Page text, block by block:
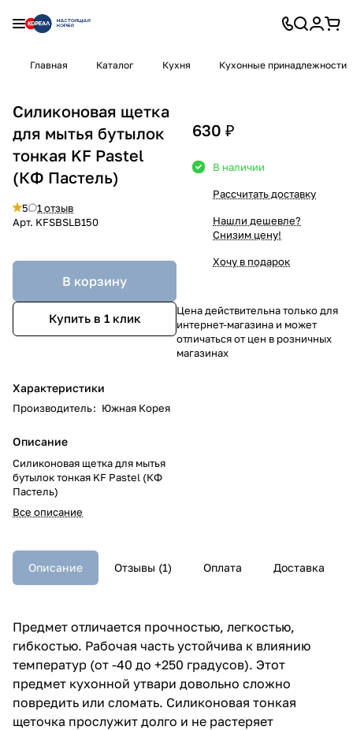
Главная Каталог Кухня Кухонные принадлежности
Силиконовая щетка
для мытья бутылок
тонкая KF Pastel
(КФ Пастель)
5
1 отзыв
Арт. KFSBSLB150
В корзину
Купить в 1 клик
Характеристики
Производитель: Южная Корея
Описание
Силиконовая щетка для мытья
бутылок тонкая KF Pastel (КФ
Пастель)
Все описание
630 ₽
В наличии
Рассчитать доставку
Нашли дешевле?
Снизим цену!
Хочу в подарок
Цена действительна только для
интернет-магазина и может
отличаться от цен в розничных
магазинах
Описание Отзывы (1) Оплата Доставка
Предмет отличается прочностью, легкостью,
гибкостью. Рабочая часть устойчива к влиянию
температур (от -40 до +250 градусов). Этот
предмет кухонной утвари довольно сложно
повредить или сломать. Силиконовая тонкая
щеточка прослужит долго и не растеряет